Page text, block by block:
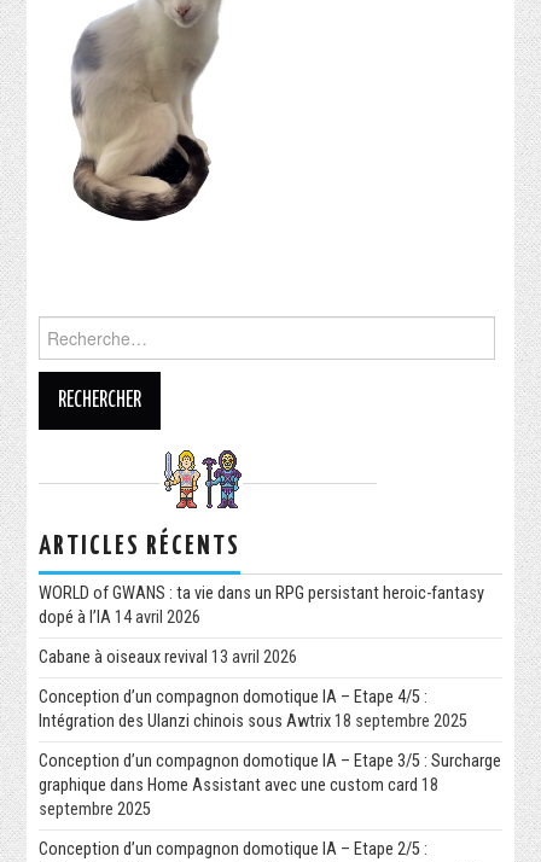
ARTICLES RÉCENTS
WORLD of GWANS : ta vie dans un RPG persistant heroic-fantasy
dopé à l’IA 14 avril 2026
Cabane à oiseaux revival 13 avril 2026
Conception d’un compagnon domotique IA – Etape 4/5 :
Intégration des Ulanzi chinois sous Awtrix 18 septembre 2025
Conception d’un compagnon domotique IA – Etape 3/5 : Surcharge
graphique dans Home Assistant avec une custom card 18
septembre 2025
Conception d’un compagnon domotique IA – Etape 2/5 :